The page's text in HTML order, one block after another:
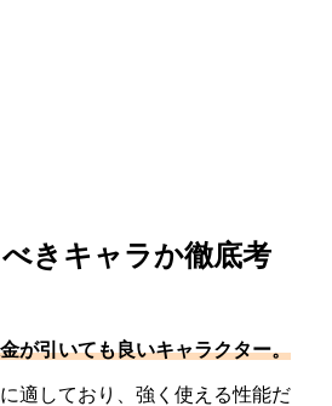
きキャラか徹底考
が引いても良いキャラクター。
適しており、強く使える性能だ